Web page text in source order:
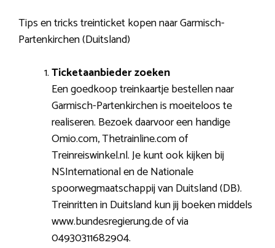
Tips en tricks treinticket kopen naar Garmisch-
Partenkirchen (Duitsland)
Ticketaanbieder zoeken
Een goedkoop treinkaartje bestellen naar
Garmisch-Partenkirchen is moeiteloos te
realiseren. Bezoek daarvoor een handige
Omio.com, Thetrainline.com of
Treinreiswinkel.nl. Je kunt ook kijken bij
NSInternational en de Nationale
spoorwegmaatschappij van Duitsland (DB).
Treinritten in Duitsland kun jij boeken middels
www.bundesregierung.de of via
04930311682904.